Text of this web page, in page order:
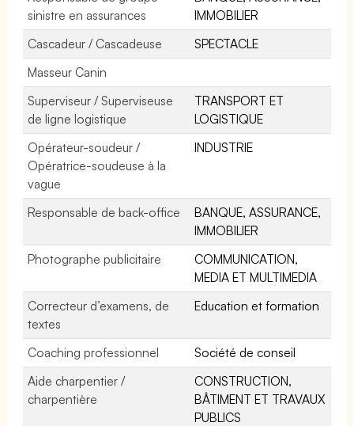
sinistre en assurances
IMMOBILIER
Cascadeur / Cascadeuse
SPECTACLE
Masseur Canin
Superviseur / Superviseuse
de ligne logistique
TRANSPORT ET
LOGISTIQUE
Opérateur-soudeur /
Opératrice-soudeuse à la
vague
INDUSTRIE
Responsable de back-office
BANQUE, ASSURANCE,
IMMOBILIER
Photographe publicitaire
COMMUNICATION,
MEDIA ET MULTIMEDIA
Correcteur d’examens, de
textes
Education et formation
Coaching professionnel
Société de conseil
Aide charpentier /
charpentière
CONSTRUCTION,
BÂTIMENT ET TRAVAUX
PUBLICS